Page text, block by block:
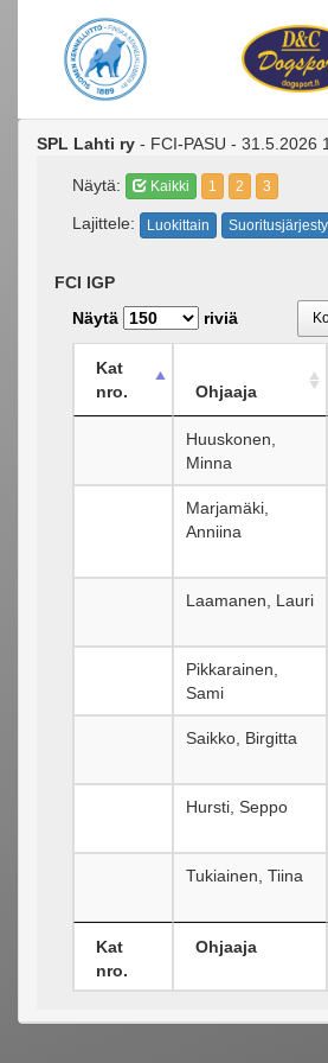
SPL Lahti ry - FCI-PASU - 31.5.2026
Näytä: Kaikki 1 2 3
Lajittele: Luokittain
FCI IGP
Näytä
riviä
Kat
nro.
Ohjaaja
Huuskonen,
Minna
Marjamäki,
Anniina
Laamanen, Lauri
Pikkarainen,
Sami
Saikko, Birgitta
Hursti, Seppo
Tukiainen, Tiina
Kat
nro.
Ohjaaja